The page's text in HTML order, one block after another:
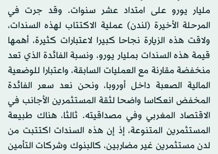
مليار يورو على امتداد عشر سنوات. وقد جرت في
المرحلة الأخيرة (لندن) عملية الاكتتاب لهذه السندات،
ولاقت هذه الزيارة نجاحا كبيرا لاعتبارات كثيرة، أهمها
قيمة هذه السندات بمليار يورو، ونسبة الفائدة الذي تعد
منخفضة مقارنة مع العمليات السابقة، واعتبارا للوضعية
المالية الصعبة داخل أوروبا، ونحن نعد سعر الفائدة
المخفض انعكاسا واضحا لثقة المستثمرين الأجانب في
الاقتصاد المغربي وفي مصداقيته. ثالثا، هناك طبيعة
المستثمرين المتنوعة، إذ إن هذه السندات اكتتبت من
لدن مستثمرين غير مضاربين، كالبنوك وشركات التأمين